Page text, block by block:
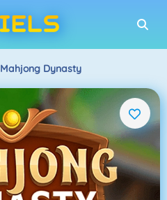
Mahjong Dynasty